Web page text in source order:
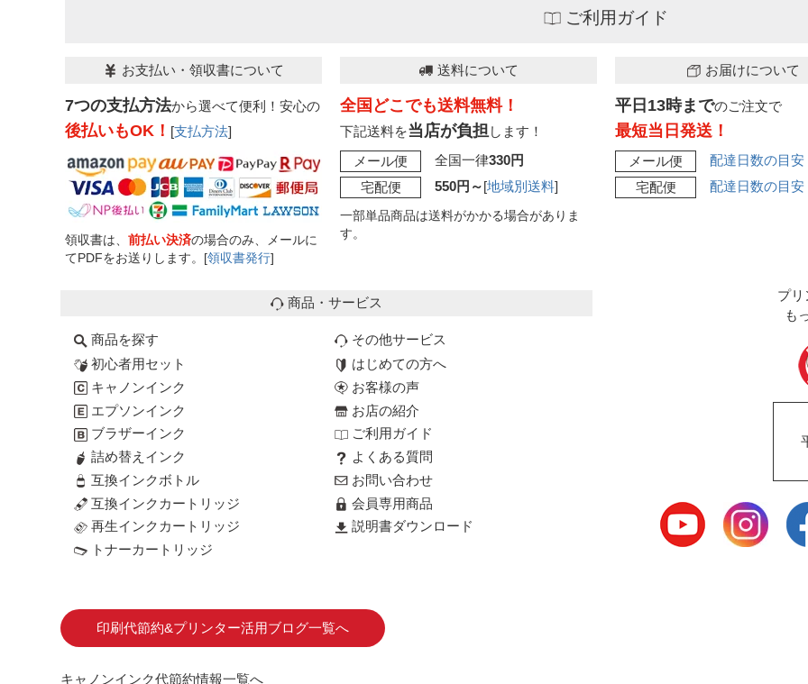
ご利用ガイド
お支払い・領収書について
7つの支払方法から選べて便利！安心の
後払いもOK！ [支払方法]
領収書は、 前払い決済の場合のみ、メールに
てPDFをお送りします。[領収書発行]
送料について
全国どこでも送料無料！
下記送料を当店が負担します！
メール便
全国一律330円
宅配便
550円～[地域別送料]
一部単品商品は送料がかかる場合がありま
す。
お届けについて
平日13時までのご注文で
最短当日発送！
メール便
配達日数の目安
宅配便
配達日数の目安
商品・サービス
商品を探す
初心者用セット
キャノンインク
エプソンインク
ブラザーインク
詰め替えインク
互換インクボトル
互換インクカートリッジ
再生インクカートリッジ
トナーカートリッジ
その他サービス
はじめての方へ
お客様の声
お店の紹介
ご利用ガイド
よくある質問
お問い合わせ
会員専用商品
説明書ダウンロード
印刷代節約&プリンター活用ブログ一覧へ
キャノンインク代節約情報一覧へ
プ
も